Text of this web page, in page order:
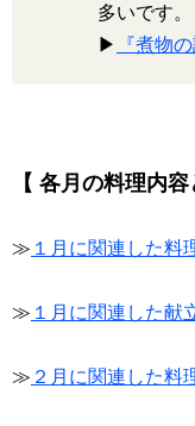
多いです。
▶
『煮物
【 各月の料理内容
≫ １月に関連した料
≫ １月に関連した献
≫ ２月に関連した料